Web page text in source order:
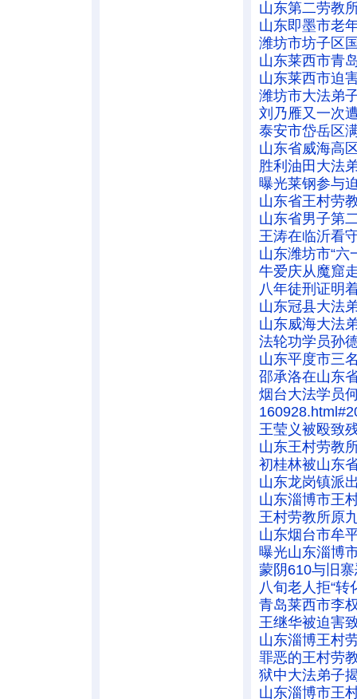
山东第二劳教
山东即墨市老
潍坊市坊子区
山东莱西市青
山东莱西市迫
潍坊市大法弟
刘乃雁又一次
泰安市岱岳区
山东省威海高
胜利油田大法
曝光莱钢参与
山东省王村劳
山东省男子第
王涛在临沂看
山东潍坊市“六
牛爱庆从魔窟
八年徒刑证明
山东冠县大法
山东威海大法
法轮功学员孙
山东平度市三
邵承洛在山东
烟台大法学员
王莹义被殴致
山东王村劳教
初桂林被山东
山东龙岗镇派
山东淄博市王
王村劳教所原
山东烟台市牟
曝光山东淄博
蒙阴610与旧
八旬老人拒“
青岛莱西市李
王继华被迫害
山东淄博王村
罪恶的王村劳
狱中大法弟子
山东淄博市王